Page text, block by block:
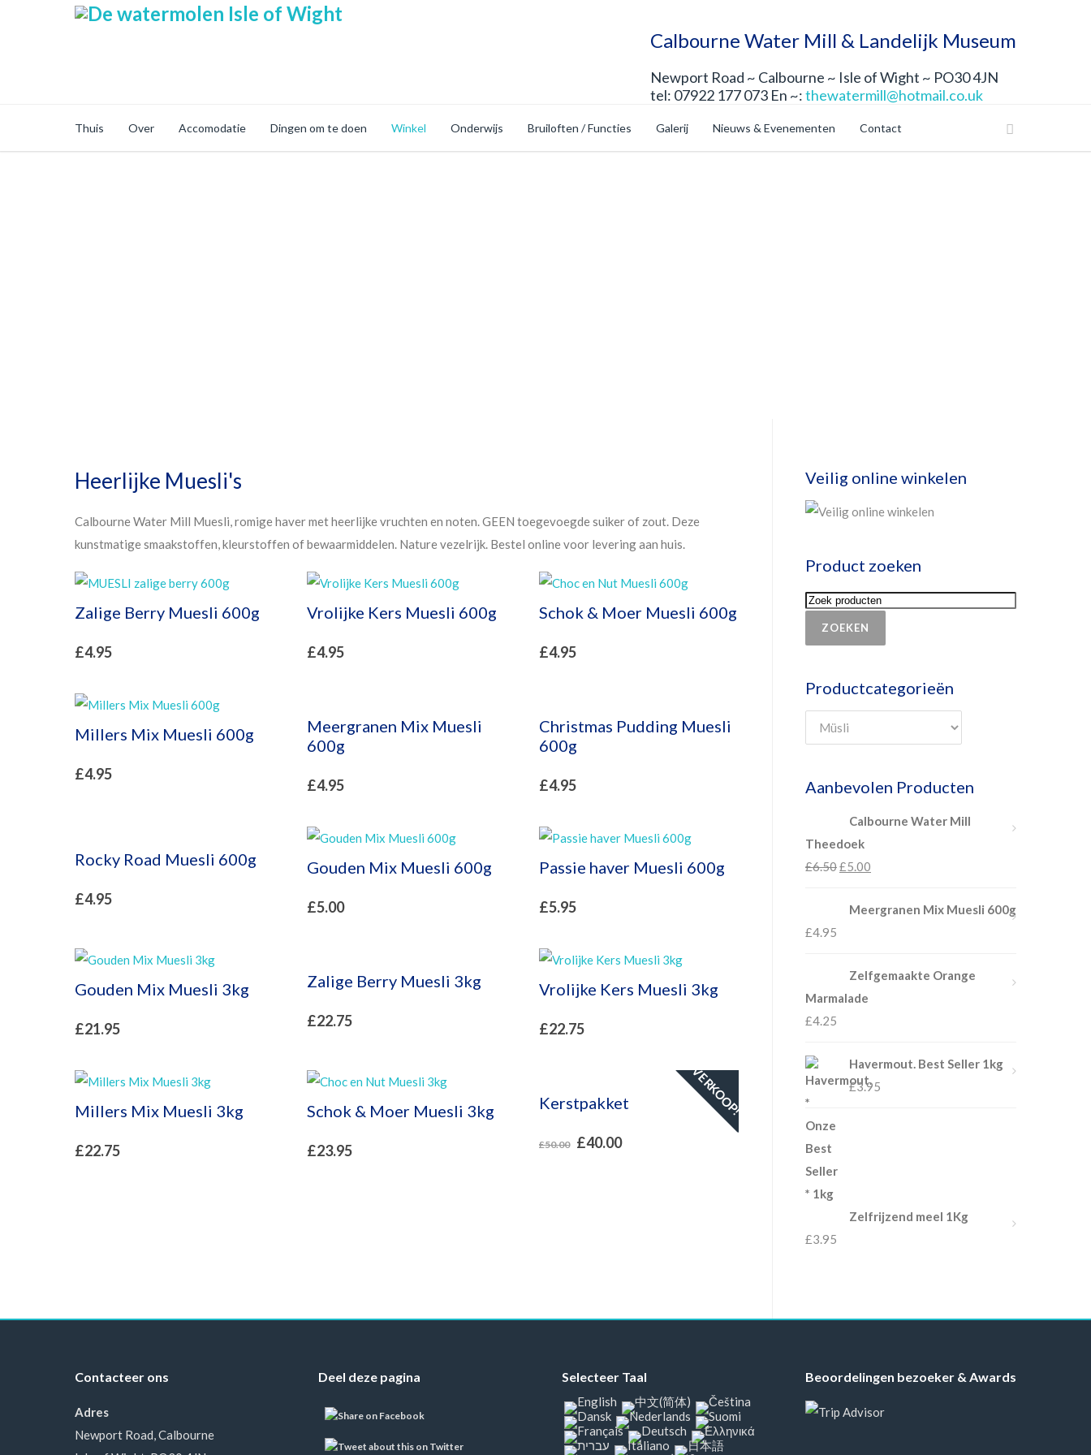
Calbourne Water Mill & Landelijk Museum
Newport Road ~ Calbourne ~ Isle of Wight ~ PO30 4JN
tel: 07922 177 073 En ~:thewatermill@hotmail.co.uk
Thuis Over Accomodatie Dingen om te doen Winkel Onderwijs Bruiloften / Functies Galerij Nieuws & Evenementen Contact
Heerlijke Muesli's
Calbourne Water Mill Muesli, romige haver met heerlijke vruchten en noten. GEEN toegevoegde suiker of zout. Deze
kunstmatige smaakstoffen, kleurstoffen of bewaarmiddelen. Nature vezelrijk. Bestel online voor levering aan huis.
Zalige Berry Muesli 600g
£4.95
Vrolijke Kers Muesli 600g
£4.95
Schok & Moer Muesli 600g
£4.95
Millers Mix Muesli 600g
£4.95
Meergranen Mix Muesli
600g
£4.95
Christmas Pudding Muesli
600g
£4.95
Rocky Road Muesli 600g
£4.95
Gouden Mix Muesli 600g
£5.00
Passie haver Muesli 600g
£5.95
Gouden Mix Muesli 3kg
£21.95
Zalige Berry Muesli 3kg
£22.75
Vrolijke Kers Muesli 3kg
£22.75
Millers Mix Muesli 3kg
£22.75
Schok & Moer Muesli 3kg
£23.95
VERKOOP!
Kerstpakket
£50.00 £40.00
Veilig online winkelen
Product zoeken
ZOEKEN
Productcategorieën
Aanbevolen Producten
Calbourne Water Mill
Theedoek
£6.50£5.00
Meergranen Mix Muesli 600g
£4.95
Zelfgemaakte Orange
Marmalade
£4.25
Havermout. Best Seller 1kg
£3.95
Zelfrijzend meel 1Kg
£3.95
Contacteer ons
Adres
Newport Road, Calbourne
Deel deze pagina Selecteer Taal Beoordelingen bezoeker & Awards